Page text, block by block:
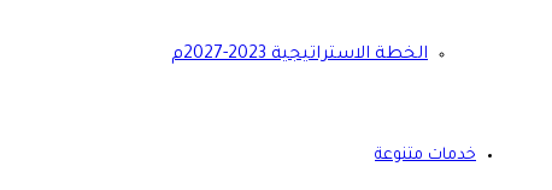
الخطة الاستراتيجية 2023-2027م
خدمات متنوعة